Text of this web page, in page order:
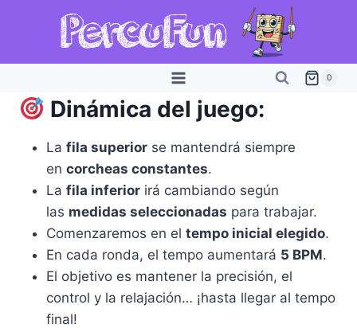
contenido
0
Dinámica del juego:
La fila superior se mantendrá siempre
en corcheas constantes.
La fila inferior irá cambiando según
las medidas seleccionadas para trabajar.
Comenzaremos en el tempo inicial elegido.
En cada ronda, el tempo aumentará 5 BPM.
El objetivo es mantener la precisión, el
control y la relajación… ¡hasta llegar al tempo
final!